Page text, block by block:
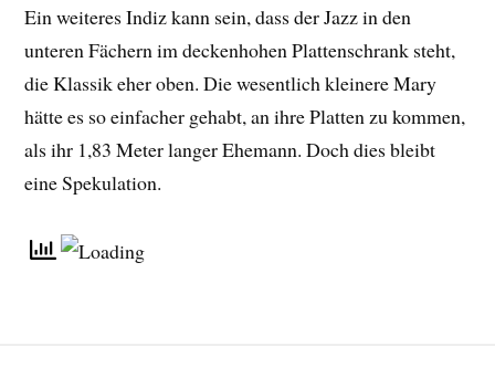
Ein weiteres Indiz kann sein, dass der Jazz in den
unteren Fächern im deckenhohen Plattenschrank steht,
die Klassik eher oben. Die wesentlich kleinere Mary
hätte es so einfacher gehabt, an ihre Platten zu kommen,
als ihr 1,83 Meter langer Ehemann. Doch dies bleibt
eine Spekulation.